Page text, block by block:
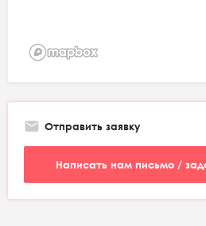
Отправить заявку
Написать нам письмо /